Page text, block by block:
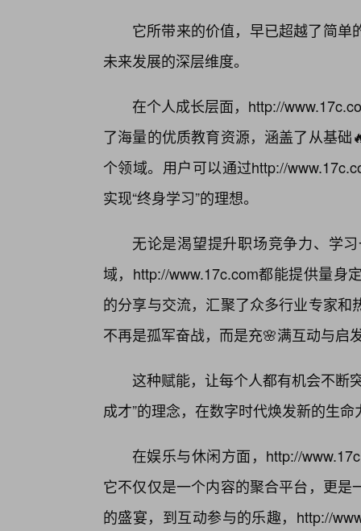
它所带来的价值，早已超越了简
未来发展的深层维度。
在个人成长层面，http://
了海量的优质教育资源，涵盖了从基
个领域。用户可以通过http://
实现“终身学习”的理想。
无论是渴望提升职场竞争力、学
域，http://www.17c.com都能提供量身
的分享与交流，汇聚了众多行业专家
不再是孤军奋战，而是充🌸满互动与启
这种赋能，让每个人都有机会不断
成才”的理念，在数字时代焕发新的生命
在娱乐与休闲方面，http://
它不仅仅是一个内容的聚合平台，更
的盛宴，到互动参与的乐趣，http://